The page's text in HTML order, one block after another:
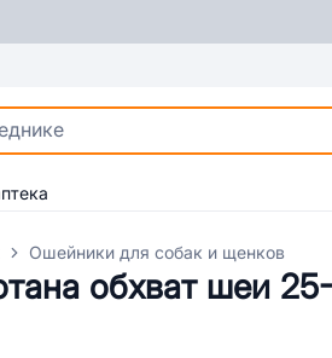
Ошейники для собак и щенков
обхват шеи